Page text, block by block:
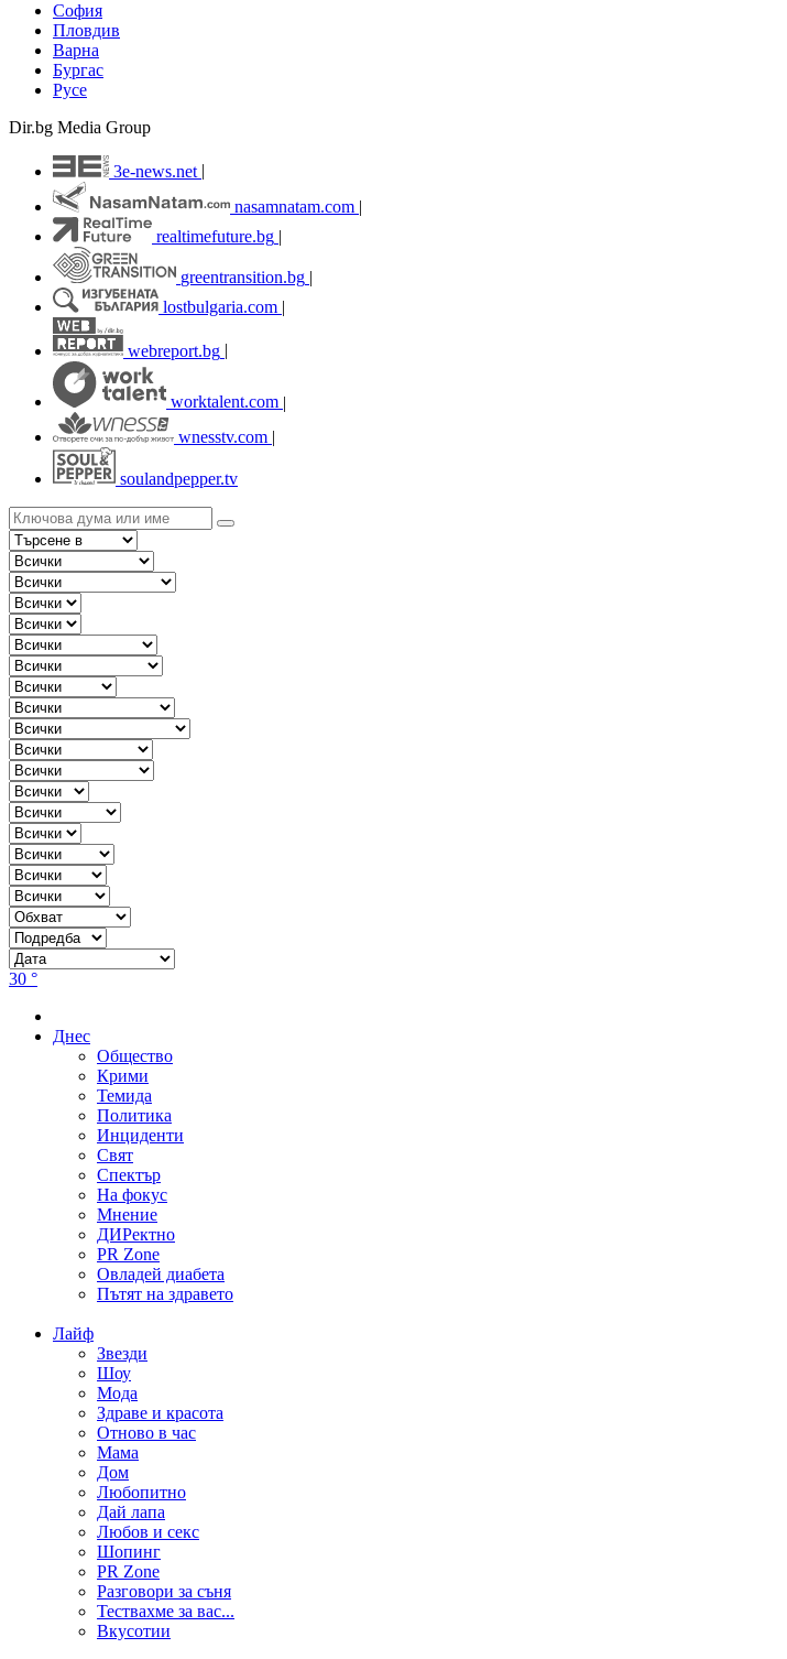
София
Пловдив
Варна
Бургас
Русе
Dir.bg Media Group
3e-news.net
nasamnatam.com |
realtimefuture.bg |
greentransition.bg |
lostbulgaria.com |
webreport.bg
worktalent.com |
wnesstv.com |
soulandpepper.tv
30 °
Днес
Общество
Крими
Темида
Политика
Инциденти
Свят
Спектър
На фокус
Мнение
ДИРектно
PR Zone
Овладей диабета
Пътят на здравето
Лайф
Звезди
Шоу
Мода
Здраве и красота
Отново в час
Мама
Дом
Любопитно
Дай лапа
Любов и секс
Шопинг
PR Zone
Разговори за съня
Тествахме за вас...
Вкусотии